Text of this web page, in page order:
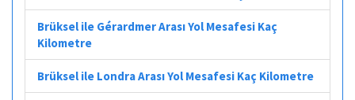
Brüksel ile Gérardmer Arası Yol Mesafesi Kaç
Kilometre
Brüksel ile Londra Arası Yol Mesafesi Kaç Kilometre